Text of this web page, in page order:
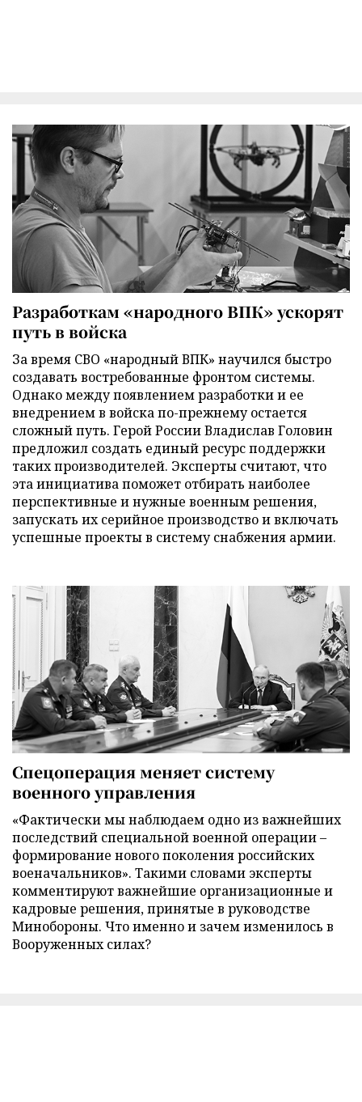
Разработкам «народного ВПК» ускорят
путь в войска
За время СВО «народный ВПК» научился быстро
создавать востребованные фронтом системы.
Однако между появлением разработки и ее
внедрением в войска по-прежнему остается
сложный путь. Герой России Владислав Головин
предложил создать единый ресурс поддержки
таких производителей. Эксперты считают, что
эта инициатива поможет отбирать наиболее
перспективные и нужные военным решения,
запускать их серийное производство и включать
успешные проекты в систему снабжения армии.
Спецоперация меняет систему
военного управления
«Фактически мы наблюдаем одно из важнейших
последствий специальной военной операции –
формирование нового поколения российских
военачальников». Такими словами эксперты
комментируют важнейшие организационные и
кадровые решения, принятые в руководстве
Минобороны. Что именно и зачем изменилось в
Вооруженных силах?